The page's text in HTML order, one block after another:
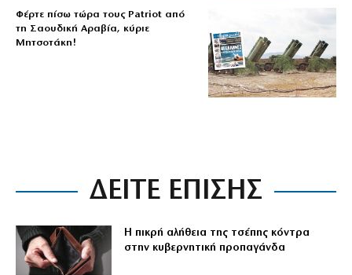
Φέρτε πίσω τώρα τους Patriot από
τη Σαουδική Αραβία, κύριε
Μητσοτάκη!
ΔΕΙΤΕ ΕΠΙΣΗΣ
Η πικρή αλήθεια της τσέπης κόντρα
στην κυβερνητική προπαγάνδα